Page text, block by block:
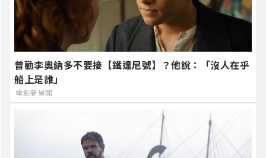
曾勸李奧納多不要接【鐵達尼號】？他說：「沒人在乎
船上是誰」
電影新星聞